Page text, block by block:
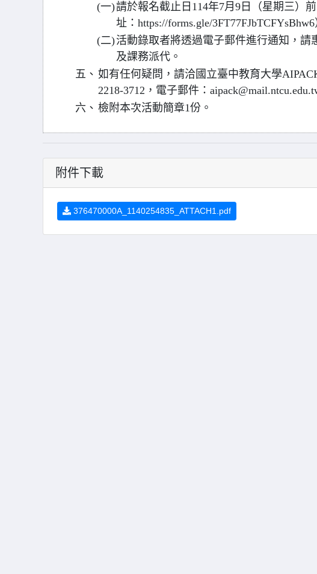
(一)請於報名截止日114年7月9日（星期三）
址：https://forms.gle/3FT77FJbTCFYsBhw6
(二)活動錄取者將透過電子郵件進行通知，請
及課務派代。
五、 如有任何疑問，請洽國立臺中教育大學
2218-3712，電子郵件：
六、 檢附本次活動簡章1份。
附件下載
376470000A_1140254835_ATTACH1.pdf